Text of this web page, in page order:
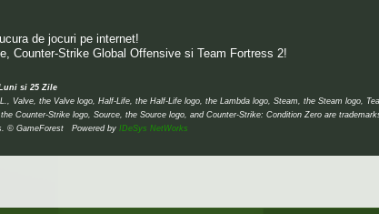
de jocuri pe internet!
Counter-Strike Global Offensive si Team Fortress 2!
si 25 Zile
Valve, the Valve logo, Half-Life, the Half-Life logo, the Lambda logo, Steam, the Steam logo,
Counter-Strike logo, Source, the Source logo, and Counter-Strike: Condition Zero are
© GameForest Powered by IDeSys NetWorks